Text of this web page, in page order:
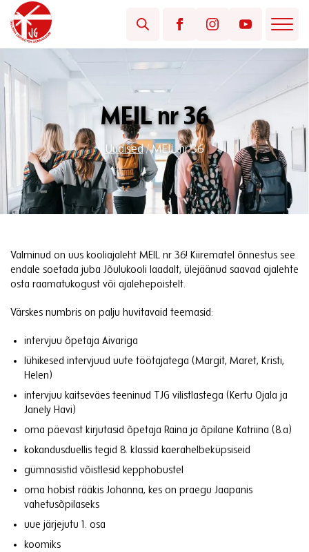
MEIL nr 36
Uudised/MEIL nr 36
Valminud on uus kooliajaleht MEIL nr 36! Kiirematel õnnestus see
endale soetada juba Jõulukooli laadalt, ülejäänud saavad ajalehte
osta raamatukogust või ajalehepoistelt.
Värskes numbris on palju huvitavaid teemasid:
intervjuu õpetaja Aivariga
lühikesed intervjuud uute töötajatega (Margit, Maret, Kristi,
Helen)
intervjuu kaitseväes teeninud TJG vilistlastega (Kertu Ojala ja
Janely Havi)
oma päevast kirjutasid õpetaja Raina ja õpilane Katriina (8.a)
kokandusduellis tegid 8. klassid kaerahelbeküpsiseid
gümnasistid võistlesid kepphobustel
oma hobist rääkis Johanna, kes on praegu Jaapanis
vahetusõpilaseks
uue järjejutu 1. osa
koomiks